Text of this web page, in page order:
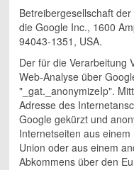
Betreibergesellschaft
die Google Inc., 1600
94043-1351, USA.
Der für die Verarbeitung
Web-Analyse über
"_gat._anonymizeIp".
Adresse des
Google gekürzt und
Internetseiten aus
Union oder aus einem
Abkommens über den